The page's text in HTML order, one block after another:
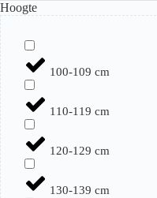
Hoogte
100-109 cm
110-119 cm
120-129 cm
130-139 cm